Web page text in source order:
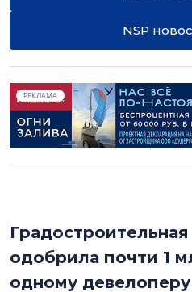
NSP
РЕКЛАМА
одобрила почти 1
одному девелоперу